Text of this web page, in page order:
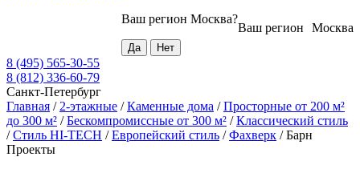
Москва
Ваш регион
Ваш регион Москва?
8 (495) 565-30-55
8 (812) 336-60-79
Санкт-Петербург
Главная / 2-этажные /Каменные дома /Просторные от 200 м²
до 300 м² /Бескомпромиссные от 300 м² /Классический стиль
/Стиль HI-TECH /Европейский стиль /Фахверк /Барн
Проекты